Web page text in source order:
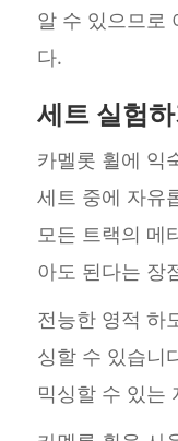
알 수 있으므로
다.
세트 실험
카멜롯 휠에 익
세트 중에 자유
모든 트랙의 메
아도 된다는 장
전능한 영적 하
싱할 수 있습니
믹싱할 수 있는